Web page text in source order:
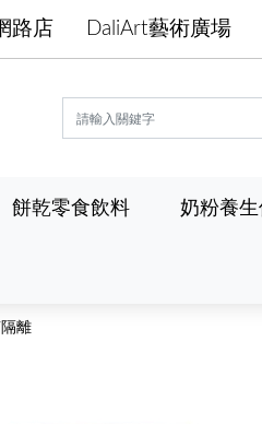
路店 DaliArt藝術廣場
餅乾零食飲料 奶粉養生
離